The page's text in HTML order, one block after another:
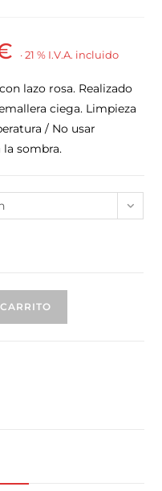
· 21 % I.V.A. incluido
lazo rosa. Realizado
ciega. Limpieza
/ No usar
la sombra.